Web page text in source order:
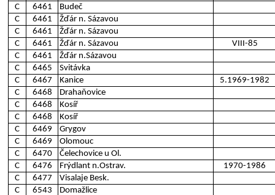
C
6461
Budeč
C
6461
Žďár n. Sázavou
C
6461
Žďár n. Sázavou
C
6461 Žďár n. Sázavou
VIII-85
C
6461
Žďár n.Sázavou
C
6465
Svitávka
C
6467 Kanice
5.1969-1982
C
6468
Drahaňovice
C
6468
Kosíř
C
6468
Kosíř
C
6469
Grygov
C
6469
Olomouc
C
6470
Čelechovice u Ol.
C
6476 Frýdlant n.Ostrav.
1970-1986
C
6477
Visalaje Besk.
C
6543
Domažlice